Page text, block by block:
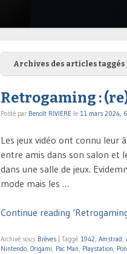
Archives des articles taggés
Retrogaming :
Posté par Benoît RIVIERE le 11 mars 2024,
Les jeux vidéo ont connu leur
entre amis dans son salon et
dans une salle de jeux.
mode mais les …
Continue reading
Archivé sous Brèves Taggé 1942, Amstrad,
Nintendo, Origami, Pac Man, Playstation,